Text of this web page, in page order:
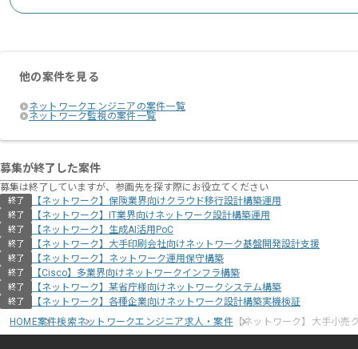
他の案件を見る
ネットワークエンジニアの案件一覧
ネットワーク監視の案件一覧
募集が終了した案件
募集は終了していますが、参画先を探す際にお役立てください
終了 【ネットワーク】保険業界向けクラウド移行設計構築運用
終了 【ネットワーク】IT業界向けネットワーク設計構築運用
終了 【ネットワーク】生成AI活用PoC
終了 【ネットワーク】大手印刷会社向けネットワーク基盤開発設計支援
終了 【ネットワーク】ネットワーク運用保守構築
終了 【Cisco】多業界向けネットワークインフラ構築
終了 【ネットワーク】某省庁様向けネットワークシステム構築
終了
【ネットワーク】各種企業向けネットワーク設計構築実機検証
HOME案件検索ネットワークエンジニア求人・案件【ネットワーク】大手小売